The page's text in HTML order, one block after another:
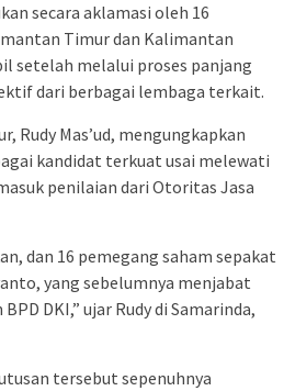
secara aklamasi oleh 16
Timur dan Kalimantan
setelah melalui proses panjang
dari berbagai lembaga terkait.
Rudy Mas’ud, mengungkapkan
kandidat terkuat usai melewati
penilaian dari Otoritas Jasa
dan 16 pemegang saham sepakat
yang sebelumnya menjabat
DKI,” ujar Rudy di Samarinda,
tersebut sepenuhnya